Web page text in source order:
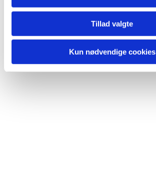
Tillad valgte
Kun nødvendige cookies